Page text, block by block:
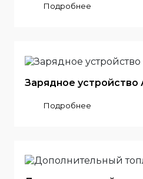
Подробнее
Зарядное устройство
Подробнее